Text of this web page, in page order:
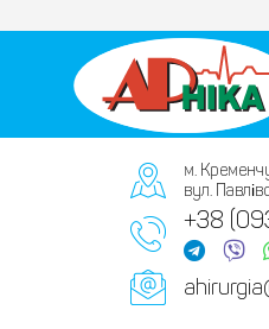
м.
вул.
+38